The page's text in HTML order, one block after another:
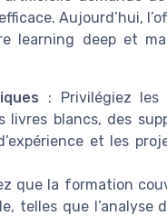
Aujourd’hui,
learning deep et
: Privilégiez les
livres blancs, des
et les
que la formation
telles que l’analyse